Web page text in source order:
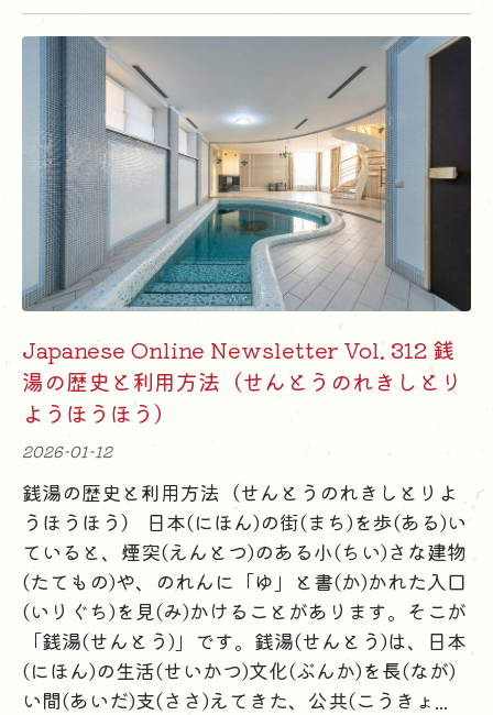
Japanese Online Newsletter Vol. 312 銭
湯の歴史と利用方法（せんとうのれきしとり
ようほうほう）
2026-01-12
銭湯の歴史と利用方法（せんとうのれきしとりよ
うほうほう） 日本(にほん)の街(まち)を歩(ある)い
ていると、煙突(えんとつ)のある小(ちい)さな建物
(たてもの)や、のれんに「ゆ」と書(か)かれた入口
(いりぐち)を見(み)かけることがあります。そこが
「銭湯(せんとう)」です。銭湯(せんとう)は、日本
(にほん)の生活(せいかつ)文化(ぶんか)を長(なが)
い間(あいだ)支(ささ)えてきた、公共(こうきょ...